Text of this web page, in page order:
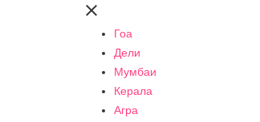

Гоа
Дели
Мумбаи
Керала
Агра